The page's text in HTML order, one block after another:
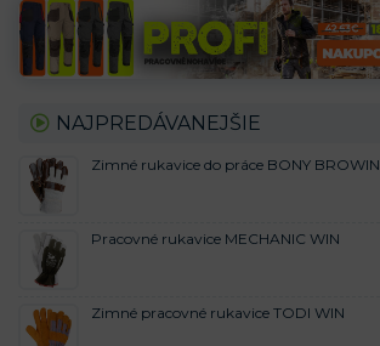
NAJPREDÁVANEJŠIE
Zimné rukavice do práce BONY BROWIN
Pracovné rukavice MECHANIC WIN
Zimné pracovné rukavice TODI WIN